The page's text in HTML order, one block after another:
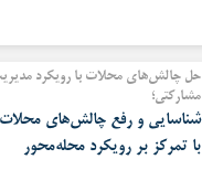
حل چالش‌های محلات با رویکرد
مشارکتی؛
شناسایی و رفع چالش‌های
با تمرکز بر رویکرد محله‌محور